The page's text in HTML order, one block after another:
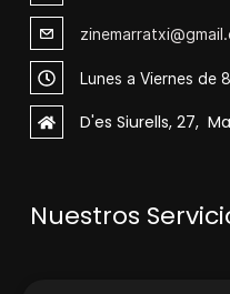
Lunes a Viernes de
D'es Siurells, 27,
Nuestros